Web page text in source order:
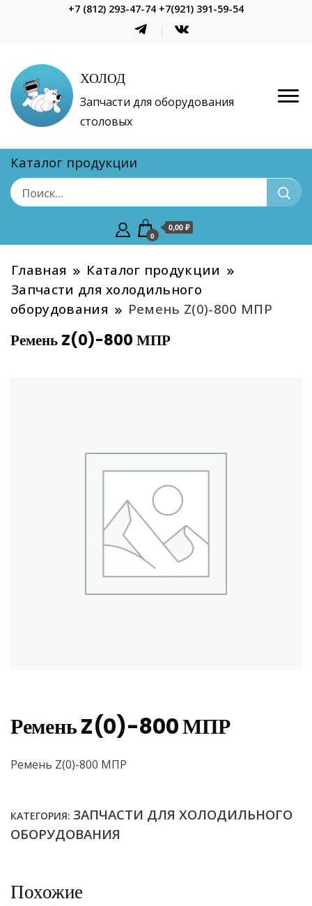
+7 (812) 293-47-74 +7(921) 391-59-54
ХОЛОД
Запчасти для оборудования
столовых
Каталог продукции
0
0,00 ₽
Главная
Каталог продукции
Запчасти для холодильного
оборудования
Ремень Z(0)-800 МПР
Ремень Z(0)-800 МПР
Ремень Z(0)-800 МПР
Ремень Z(0)-800 МПР
КАТЕГОРИЯ: ЗАПЧАСТИ ДЛЯ ХОЛОДИЛЬНОГО
ОБОРУДОВАНИЯ
Похожие